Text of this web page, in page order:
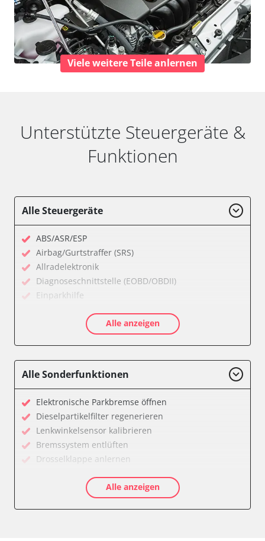
Viele weitere Teile anlernen
Unterstützte Steuergeräte &
Funktionen
Alle Steuergeräte
ABS/ASR/ESP
Airbag/Gurtstraffer (SRS)
Allradelektronik
Diagnoseschnittstelle (EOBD/OBDII)
Einparkhilfe
Getriebesteuerung
Karosseriesteuerung
Lichtsteuerung
Reifendruckkontrolle (RDK)
Servolenkung
Soundsystem
Wegfahrsperre
Zentralelektronik
Zentralelektronik vorne Beifahrer
Verfügbarkeit abhängig von Modell, Motorisierung, Ausstattung
und Konfiguration
Alle anzeigen
Alle Sonderfunktionen
Elektronische Parkbremse öffnen
Dieselpartikelfilter regenerieren
Lenkwinkelsensor kalibrieren
Bremssystem entlüften
Drosselklappe anlernen
Kraftstofftank entleeren
Elektronische Parkbremse kalibrieren
Alle anzeigen